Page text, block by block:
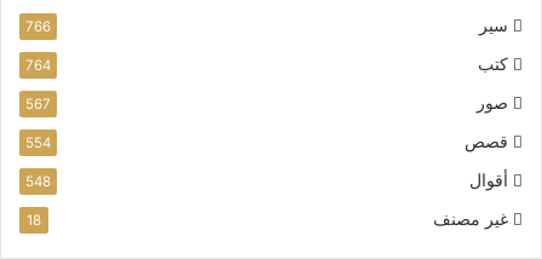
سير 766
كتب 764
صور 567
قصص 554
أقوال 548
غير مصنف 18